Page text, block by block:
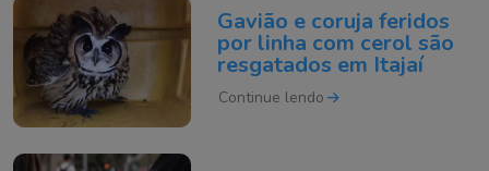
Gavião e coruja feridos
por linha com cerol são
resgatados em Itajaí
Continue lendo